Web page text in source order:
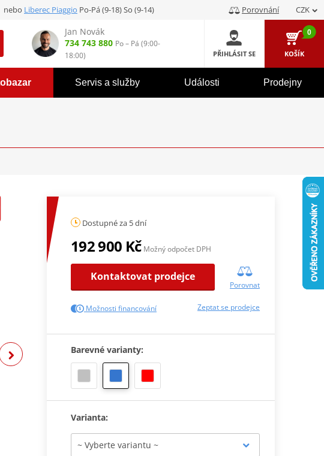
nebo Liberec Piaggio Po-Pá (9-18) So (9-14) Porovnání CZK
Jan Novák
734 743 880 Po – Pá (9:00-
18:00)
PŘIHLÁSIT SE
0
KOŠÍK
Servis a služby Události Prodejny
Dostupné za 5 dní
192 900 Kč Možný odpočet DPH
Kontaktovat prodejce
Porovnat
Zeptat se prodejce
Možnosti financování
Barevné varianty:
Varianta: